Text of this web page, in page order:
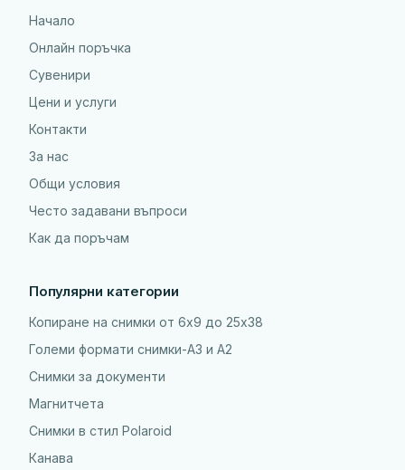
Начало
Онлайн поръчка
Сувенири
Цени и услуги
Контакти
За нас
Общи условия
Често задавани въпроси
Как да поръчам
Популярни категории
Копиране на снимки от 6x9 до 25х38
Големи формати снимки-А3 и А2
Снимки за документи
Магнитчета
Снимки в стил Polaroid
Канава